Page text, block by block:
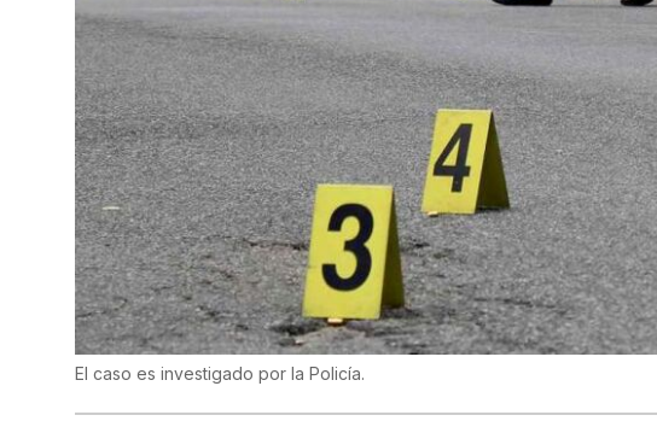
El caso es investigado por la Policía.